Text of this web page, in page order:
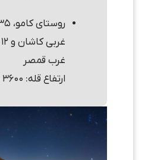
غرب قمصر
ارتفاع قله: ۳۶۰۰ متر